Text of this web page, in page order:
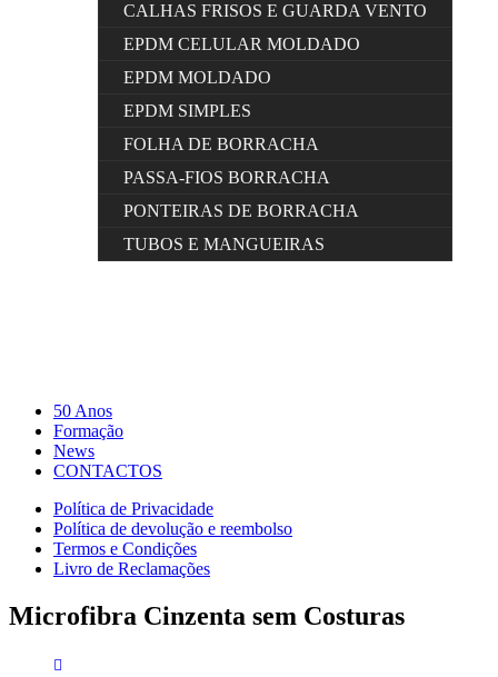
CALHAS FRISOS E GUARDA VENTO
EPDM CELULAR MOLDADO
EPDM MOLDADO
EPDM SIMPLES
FOLHA DE BORRACHA
PASSA-FIOS BORRACHA
PONTEIRAS DE BORRACHA
TUBOS E MANGUEIRAS
50 Anos
Formação
News
CONTACTOS
Política de Privacidade
Política de devolução e reembolso
Termos e Condições
Livro de Reclamações
Microfibra Cinzenta sem Costuras